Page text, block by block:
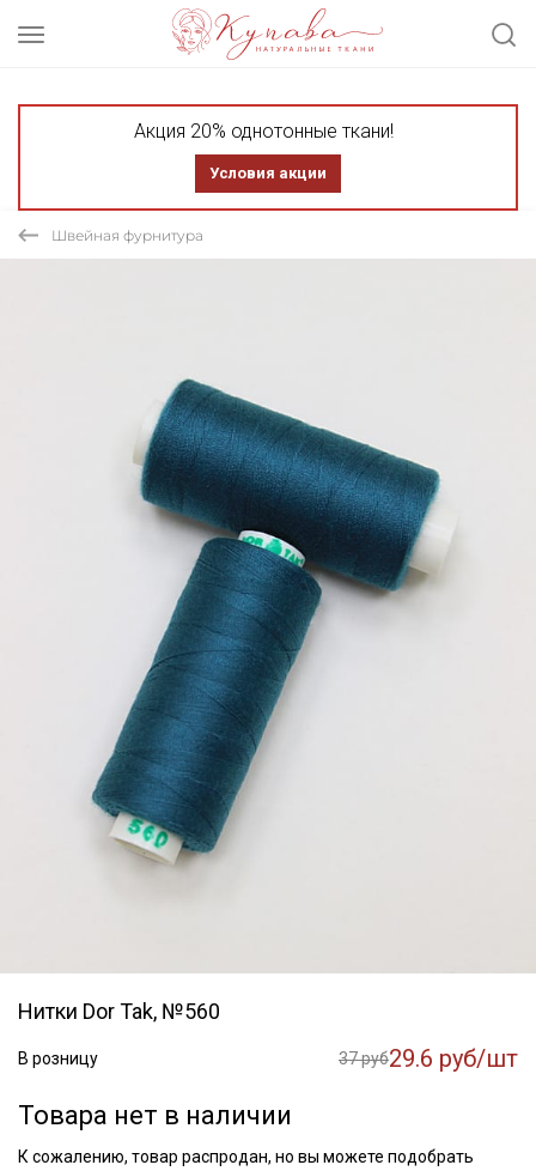
Акция 20% однотонные ткани!
Условия акции
Швейная фурнитура
Нитки Dor Tak, №560
В розницу 37 руб29.6 руб/шт
Товара нет в наличии
К сожалению, товар распродан, но вы можете подобрать